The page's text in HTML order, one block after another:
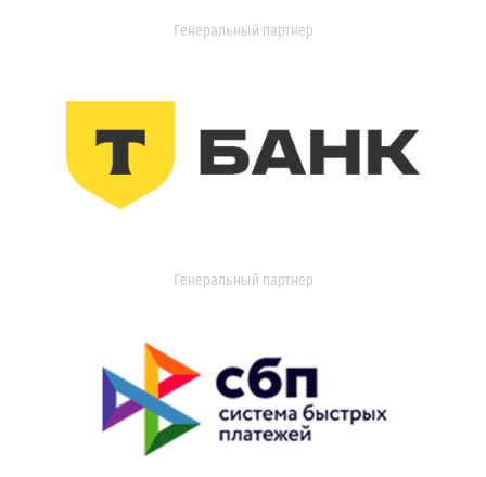
Генеральный партнер
Генеральный партнер